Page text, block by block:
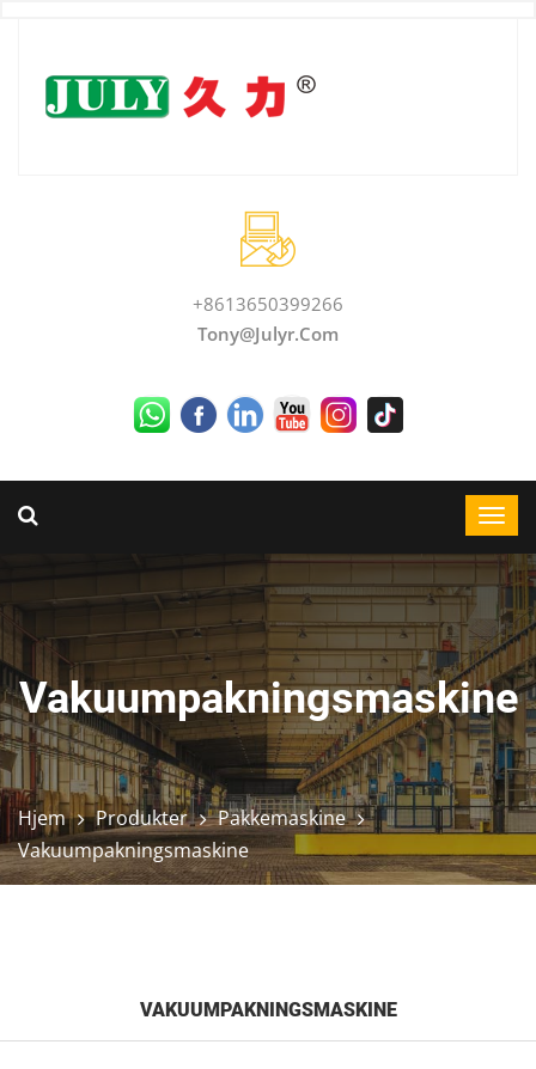
+8613650399266
Tony@julyr.com
Vakuumpakningsmaskine
Hjem Produkter
Pakkemaskine
Vakuumpakningsmaskine
VAKUUMPAKNINGSMASKINE